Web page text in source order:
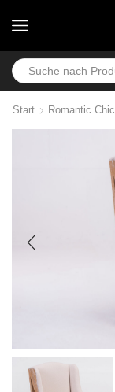
Start Romantic Chic